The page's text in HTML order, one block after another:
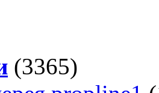
(3365)